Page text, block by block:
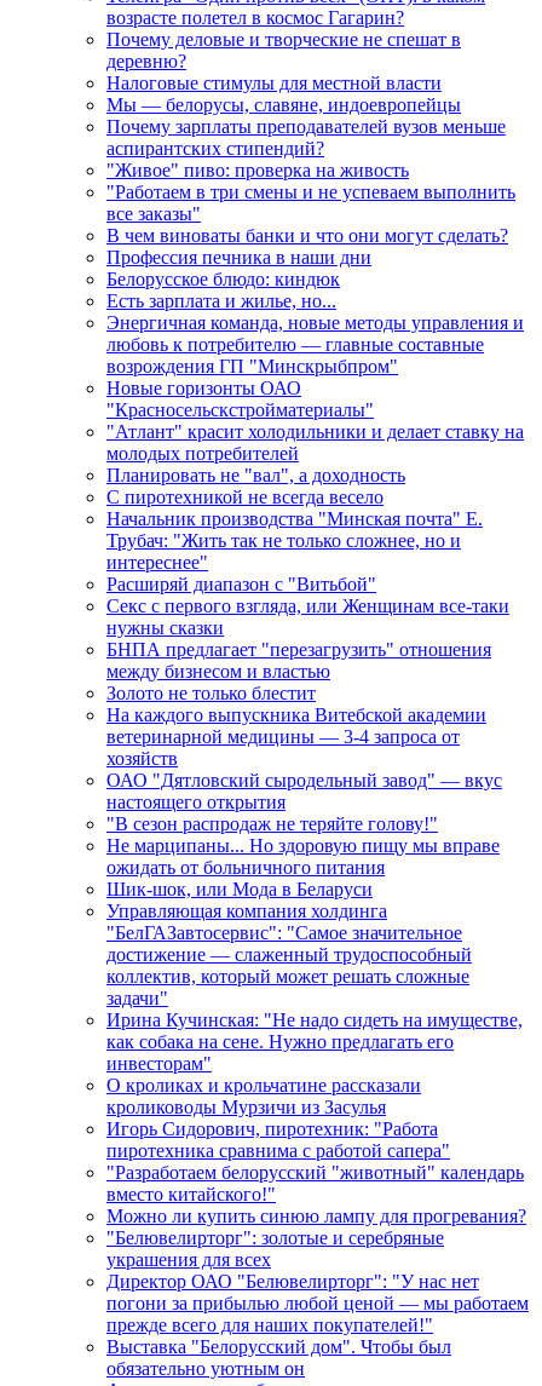
возрасте полетел в космос Гагарин?
Почему деловые и творческие не спешат в
деревню?
Налоговые стимулы для местной власти
Мы — белорусы, славяне, индоевропейцы
Почему зарплаты преподавателей вузов меньше
аспирантских стипендий?
"Живое" пиво: проверка на живость
"Работаем в три смены и не успеваем выполнить
все заказы"
В чем виноваты банки и что они могут сделать?
Профессия печника в наши дни
Белорусское блюдо: киндюк
Есть зарплата и жилье, но...
Энергичная команда, новые методы управления и
любовь к потребителю — главные составные
возрождения ГП "Минскрыбпром"
Новые горизонты ОАО
"Красносельскстройматериалы"
"Атлант" красит холодильники и делает ставку на
молодых потребителей
Планировать не "вал", а доходность
С пиротехникой не всегда весело
Начальник производства "Минская почта" Е.
Трубач: "Жить так не только сложнее, но и
интереснее"
Расширяй диапазон с "Витьбой"
Секс с первого взгляда, или Женщинам все-таки
нужны сказки
БНПА предлагает "перезагрузить" отношения
между бизнесом и властью
Золото не только блестит
На каждого выпускника Витебской академии
ветеринарной медицины — 3-4 запроса от
хозяйств
ОАО "Дятловский сыродельный завод" — вкус
настоящего открытия
"В сезон распродаж не теряйте голову!"
Не марципаны... Но здоровую пищу мы вправе
ожидать от больничного питания
Шик-шок, или Мода в Беларуси
Управляющая компания холдинга
"БелГАЗавтосервис": "Самое значительное
достижение — слаженный трудоспособный
коллектив, который может решать сложные
задачи"
Ирина Кучинская: "Не надо сидеть на имуществе,
как собака на сене. Нужно предлагать его
инвесторам"
О кроликах и крольчатине рассказали
кролиководы Мурзичи из Засулья
Игорь Сидорович, пиротехник: "Работа
пиротехника сравнима с работой сапера"
"Разработаем белорусский "животный" календарь
вместо китайского!"
Можно ли купить синюю лампу для прогревания?
"Белювелирторг": золотые и серебряные
украшения для всех
Директор ОАО "Белювелирторг": "У нас нет
погони за прибылью любой ценой — мы работаем
прежде всего для наших покупателей!"
Выставка "Белорусский дом". Чтобы был
обязательно уютным он